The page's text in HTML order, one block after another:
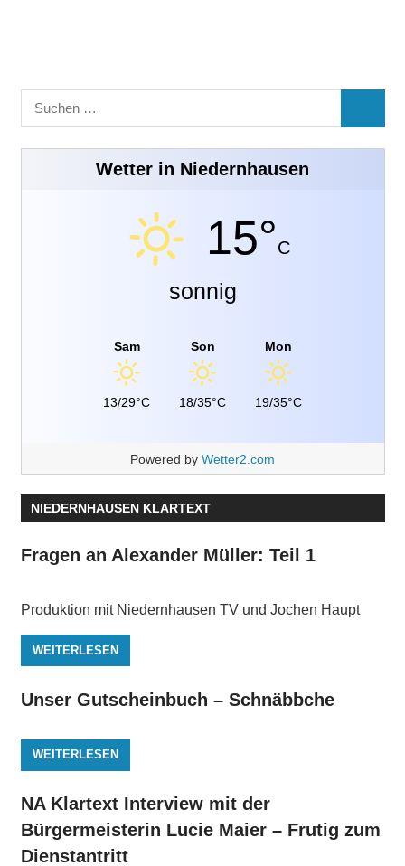
Suchen
nach:
Wetter in Niedernhausen
15°C
sonnig
Sam
13/29°C
Son
18/35°C
Mon
19/35°C
Powered by Wetter2.com
NIEDERNHAUSEN KLARTEXT
Fragen an Alexander Müller: Teil 1
Produktion mit Niedernhausen TV und Jochen Haupt
WEITERLESEN
Unser Gutscheinbuch – Schnäbbche
WEITERLESEN
NA Klartext Interview mit der
Bürgermeisterin Lucie Maier – Frutig zum
Dienstantritt